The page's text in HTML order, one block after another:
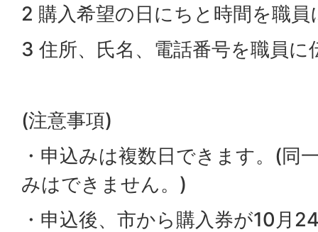
2 購入希望の日にちと時間を職員
3 住所、氏名、電話番号を職員に
(注意事項)
・申込みは複数日できます。(同
みはできません。)
・申込後、市から購入券が10月